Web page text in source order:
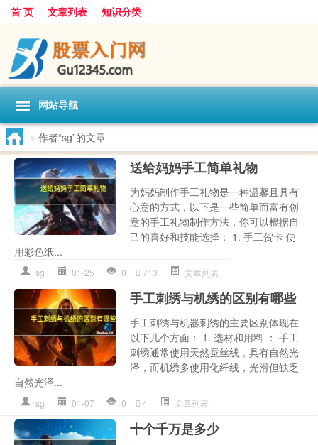
首 页 文章列表 知识分类
网站导航
> 作者“sg”的文章
送给妈妈手工简单礼物
为妈妈制作手工礼物是一种温馨且具有
心意的方式，以下是一些简单而富有创
意的手工礼物制作方法，你可以根据自
己的喜好和技能选择： 1. 手工贺卡 使
用彩色纸...
sg 01-25 0 713 文章列表
手工刺绣与机绣的区别有哪些
手工刺绣与机器刺绣的主要区别体现在
以下几个方面： 1. 选材和用料 ： 手工
刺绣通常使用天然蚕丝线，具有自然光
泽，而机绣多使用化纤线，光滑但缺乏
自然光泽...
sg 01-07 0 4 文章列表
十个千万是多少